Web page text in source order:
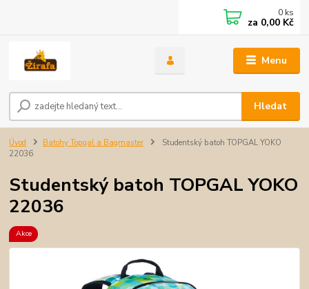
Menu
Hledat
0 ks
za 0,00 Kč
Úvod Batohy Topgal a Bagmaster
Studentský batoh TOPGAL YOKO
22036
Studentský batoh TOPGAL YOKO
22036
Akce